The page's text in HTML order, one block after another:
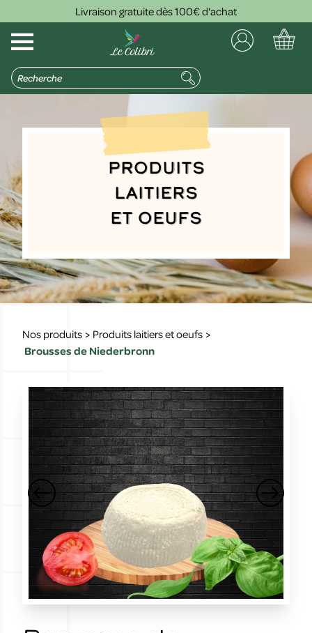
Livraison gratuite dès 100€ d'achat
Produits
laitiers
et oeufs
Nos produits > Produits laitiers et oeufs >
Brousses de Niederbronn